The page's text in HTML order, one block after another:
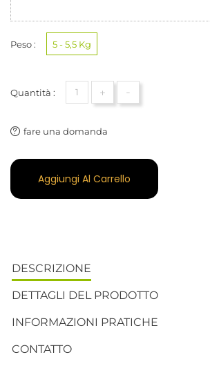
Peso : 5 - 5,5 Kg
Quantità : + -
fare una domanda
Aggiungi Al Carrello
DESCRIZIONE
DETTAGLI DEL PRODOTTO
INFORMAZIONI PRATICHE
CONTATTO